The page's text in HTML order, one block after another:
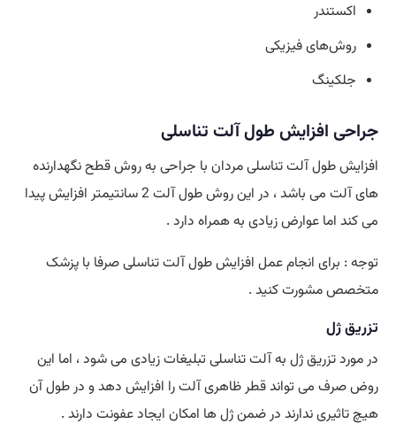
اکستندر
روش‌های فیزیکی
جلکینگ
جراحی افزایش طول آلت تناسلی
افزایش طول آلت تناسلی مردان با جراحی به روش قطح نگهدارنده
های آلت می باشد ، در این روش طول آلت 2 سانتیمتر افزایش پیدا
می کند اما عوارض زیادی به همراه دارد .
توجه : برای انجام عمل افزایش طول آلت تناسلی صرفا با پزشک
متخصص مشورت کنید .
تزریق ژل
در مورد تزریق ژل به آلت تناسلی تبلیغات زیادی می شود ، اما این
روض صرف می تواند قطر ظاهری آلت را افزایش دهد و در طول آن
هیچ تاثیری ندارند در ضمن ژل ها امکان ایجاد عفونت دارند .